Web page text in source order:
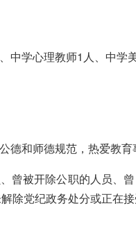
中学心理教师1人、中学
德和师德规范，热爱教
曾被开除公职的人员、
除党纪政务处分或正在